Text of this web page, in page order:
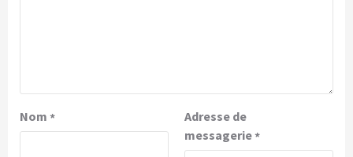
Nom *
Adresse de
messagerie*